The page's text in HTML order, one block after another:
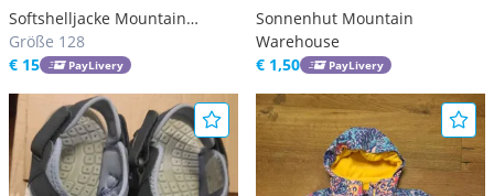
Softshelljacke Mountain
Warehouse
Größe 128
€ 15
PayLivery
Sonnenhut Mountain
Warehouse
€ 1,50
PayLivery